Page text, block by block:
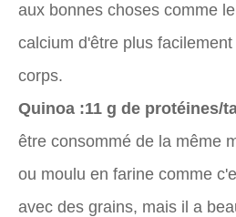
aux bonnes choses comme
calcium d'être plus
corps.
Quinoa :11 g de protéines/
être consommé de la même
ou moulu en farine comme
avec des grains, mais il a